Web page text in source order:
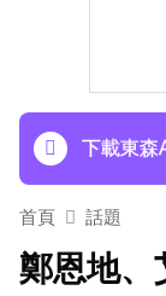
下載東森
首頁 話題
鄭恩地、